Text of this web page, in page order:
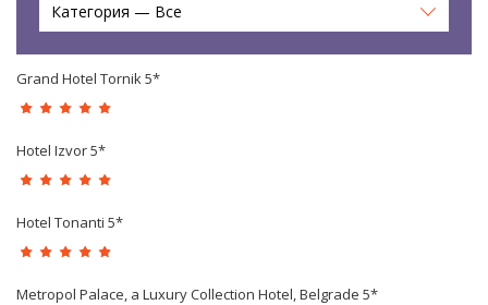
Категория — Все
Grand Hotel Tornik 5*
Hotel Izvor 5*
Hotel Tonanti 5*
Metropol Palace, a Luxury Collection Hotel, Belgrade 5*